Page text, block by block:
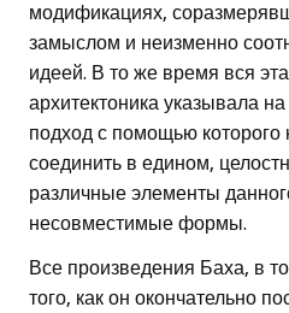
модификациях,
замыслом и неизменно
идеей. В то же время вся
архитектоника указывала
подход с помощью которого
соединить в едином,
различные элементы
несовместимые формы.
Все произведения Баха, в
того, как он окончательно